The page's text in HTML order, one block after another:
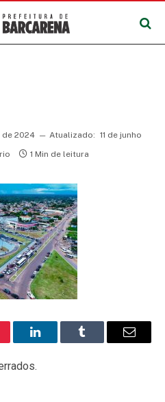
de 2024 Atualizado: 11 de junho
1 Min de leitura
LinkedInTumblr
E-